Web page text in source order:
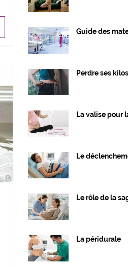
Guide des
Perdre ses
La valise pour
Le
Le rôle de la
La péridurale